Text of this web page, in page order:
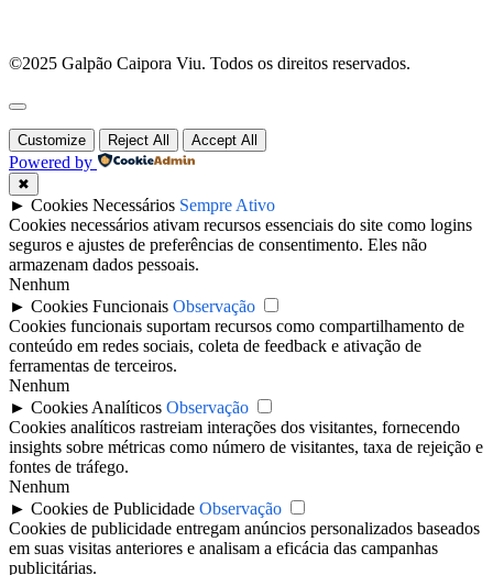
©2025 Galpão Caipora Viu. Todos os direitos reservados.
Customize Reject All Accept All
Powered by
✖
► Cookies Necessários Sempre Ativo
Cookies necessários ativam recursos essenciais do site como logins
seguros e ajustes de preferências de consentimento. Eles não
armazenam dados pessoais.
Nenhum
► Cookies Funcionais Observação
Cookies funcionais suportam recursos como compartilhamento de
conteúdo em redes sociais, coleta de feedback e ativação de
ferramentas de terceiros.
Nenhum
► Cookies Analíticos Observação
Cookies analíticos rastreiam interações dos visitantes, fornecendo
insights sobre métricas como número de visitantes, taxa de rejeição e
fontes de tráfego.
Nenhum
► Cookies de Publicidade Observação
Cookies de publicidade entregam anúncios personalizados baseados
em suas visitas anteriores e analisam a eficácia das campanhas
publicitárias.